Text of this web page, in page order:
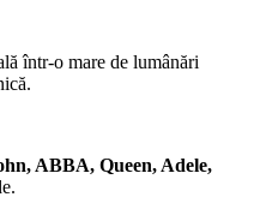
într-o mare de lumânări
ABBA, Queen, Adele,